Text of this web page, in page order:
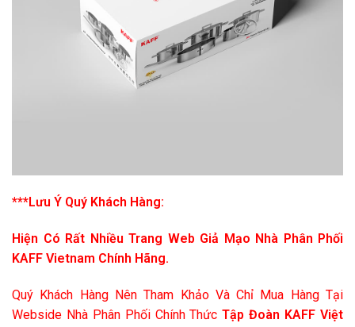
***Lưu Ý Quý Khách Hàng:
Hiện Có Rất Nhiều Trang Web Giả Mạo Nhà Phân Phối
KAFF Vietnam Chính Hãng.
Quý Khách Hàng Nên Tham Khảo Và Chỉ Mua Hàng Tại
Webside Nhà Phân Phối Chính ThứcTập Đoàn KAFF Việt